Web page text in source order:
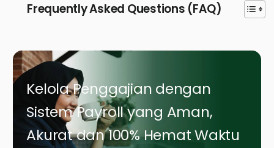
Frequently Asked Questions (FAQ)
Kelola Penggajian dengan
Sistem Payroll yang Aman,
Akurat dan 100% Hemat Waktu